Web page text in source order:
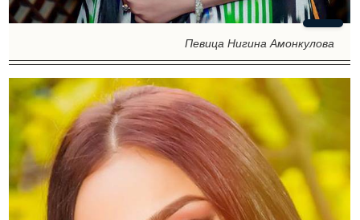
Певица Нигина Амонкулова